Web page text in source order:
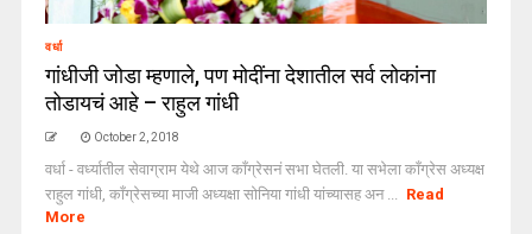
वर्धा
गांधीजी जोडा म्हणाले, पण मोदींना देशातील सर्व लोकांना
तोडायचं आहे – राहुल गांधी
October 2, 2018
वर्धा - वर्ध्यातील सेवाग्राम येथे आज काँग्रेसनं सभा घेतली. या सभेला काँग्रेस अध्यक्ष
राहुल गांधी, काँग्रेसच्या माजी अध्यक्षा सोनिया गांधी यांच्यासह अन ... Read
More